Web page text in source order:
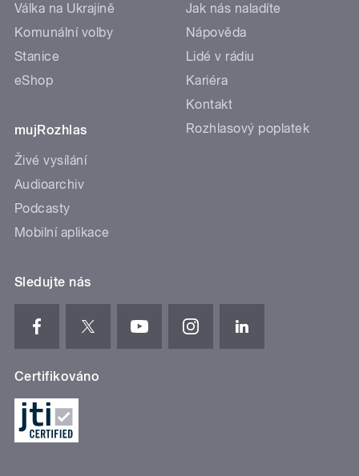
Válka na Ukrajině
Komunální volby
Stanice
eShop
mujRozhlas
Živé vysílání
Audioarchiv
Podcasty
Mobilní aplikace
Jak nás naladíte
Nápověda
Lidé v rádiu
Kariéra
Kontakt
Rozhlasový poplatek
Sledujte nás
Certifikováno